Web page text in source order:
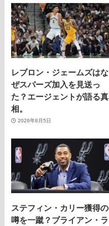
レブロン・ジェームズはな
ぜスパーズ加入を見送っ
た？エージェントが語る真
相。
2026年8月5日
ステフィン・カリー獲得の
噂を一蹴？ブライアン・ラ